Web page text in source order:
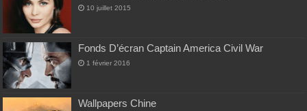
10 juillet 2015
Fonds D’écran Captain America Civil War
1 février 2016
Wallpapers Chine